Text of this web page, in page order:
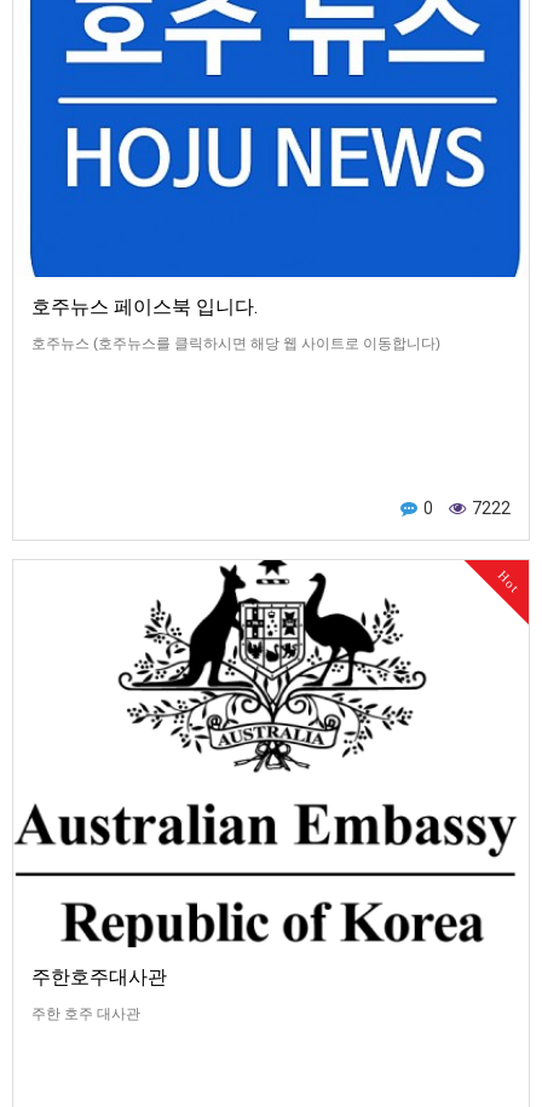
호주뉴스 페이스북 입니다.
호주뉴스 (호주뉴스를 클릭하시면 해당 웹 사이트로 이동합니다)
0 7222
Hot
주한호주대사관
주한 호주 대사관